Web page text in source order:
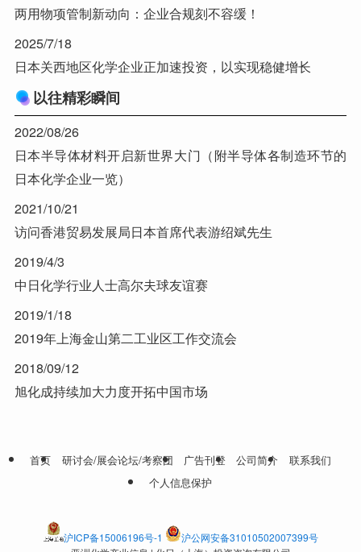
两用物项管制新动向：企业合规刻不容缓！
2025/7/18
日本关西地区化学企业正加速投资，以实现稳健增长
以往精彩瞬间
2022/08/26
日本半导体材料开启新世界大门（附半导体各制造环节的
日本化学企业一览）
2021/10/21
访问香港贸易发展局日本首席代表游绍斌先生
2019/4/3
中日化学行业人士高尔夫球友谊赛
2019/1/18
2019年上海金山第二工业区工作交流会
2018/09/12
旭化成持续加大力度开拓中国市场
首页 研讨会/展会论坛/考察团 广告刊登 公司简介
联系我们
个人信息保护
沪ICP备15006196号-1
沪公网安备31010502007399号